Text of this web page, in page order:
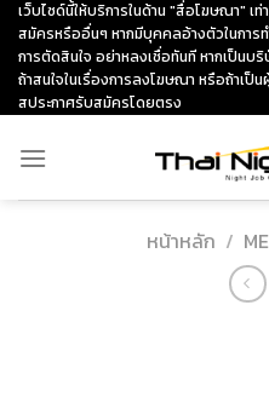
Skip
content
เว็บไซด์นี้ให้บริการในด้าน "สื่อโฆษณา" เ
สมัครหรืออื่นๆ หากมีบุคคลอ้างตัวในกา
การตัดสินใจ อย่าหลงเชื่อทันที หากเป็นบ
ถ้าสนใจในเรื่องการลงโฆษณา หรือถ้าเ
สประกาศรับสมัครโดยตรง
หน้าหลัก /